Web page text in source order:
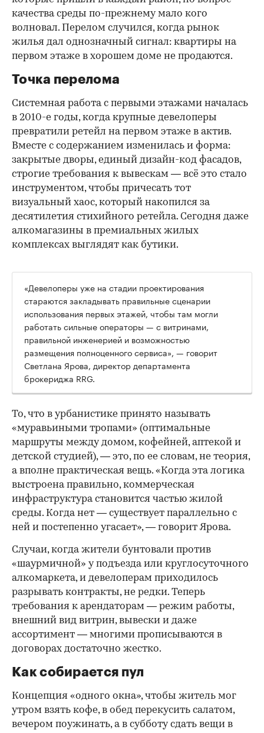
качества среды по-прежнему мало кого
волновал. Перелом случился, когда рынок
жилья дал однозначный сигнал: квартиры на
первом этаже в хорошем доме не продаются.
Точка перелома
Системная работа с первыми этажами началась
в 2010-е годы, когда крупные девелоперы
превратили ретейл на первом этаже в актив.
Вместе с содержанием изменилась и форма:
закрытые дворы, единый дизайн-код фасадов,
строгие требования к вывескам — всё это стало
инструментом, чтобы причесать тот
визуальный хаос, который накопился за
десятилетия стихийного ретейла. Сегодня даже
алкомагазины в премиальных жилых
комплексах выглядят как бутики.
00:00
«Девелоперы уже на стадии проектирования
стараются закладывать правильные сценарии
использования первых этажей, чтобы там могли
работать сильные операторы — с витринами,
правильной инженерией и возможностью
размещения полноценного сервиса», — говорит
Светлана Ярова, директор департамента
брокериджа RRG.
То, что в урбанистике принято называть
«муравьиными тропами» (оптимальные
маршруты между домом, кофейней, аптекой и
детской студией), — это, по ее словам, не теория,
а вполне практическая вещь. «Когда эта логика
выстроена правильно, коммерческая
инфраструктура становится частью жилой
среды. Когда нет — существует параллельно с
ней и постепенно угасает», — говорит Ярова.
Случаи, когда жители бунтовали против
«шаурмичной» у подъезда или круглосуточного
алкомаркета, и девелоперам приходилось
разрывать контракты, не редки. Теперь
требования к арендаторам — режим работы,
внешний вид витрин, вывески и даже
ассортимент — многими прописываются в
договорах достаточно жестко.
Как собирается пул
Концепция «одного окна», чтобы житель мог
утром взять кофе, в обед перекусить салатом,
вечером поужинать, а в субботу сдать вещи в